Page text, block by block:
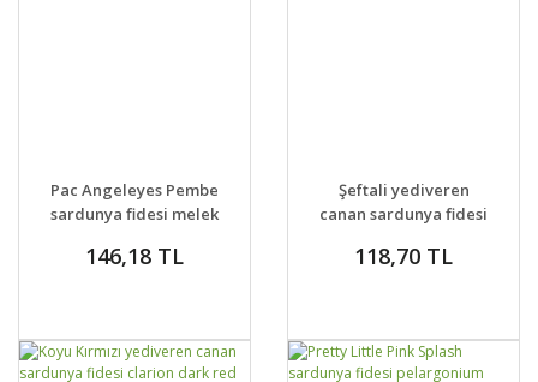
DETAYLAR
VER
Pac Angeleyes Pembe
sardunya fidesi melek
146,18 TL
DETAYLAR
VER
Şeftali yediveren
canan sardunya fidesi
118,70 TL